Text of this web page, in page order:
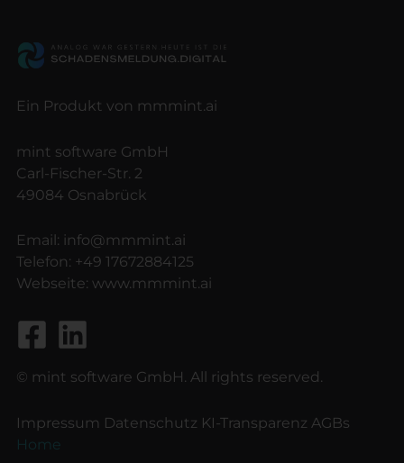
Ein Produkt von mmmint.ai
mint software GmbH
Carl-Fischer-Str. 2
49084 Osnabrück
Email: info@mmmint.ai
Telefon: +49 17672884125
Webseite: www.mmmint.ai
© mint software GmbH. All rights reserved.
Impressum Datenschutz KI-Transparenz AGBs
Home